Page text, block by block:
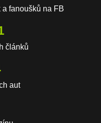
fanoušků na FB
článků
aut